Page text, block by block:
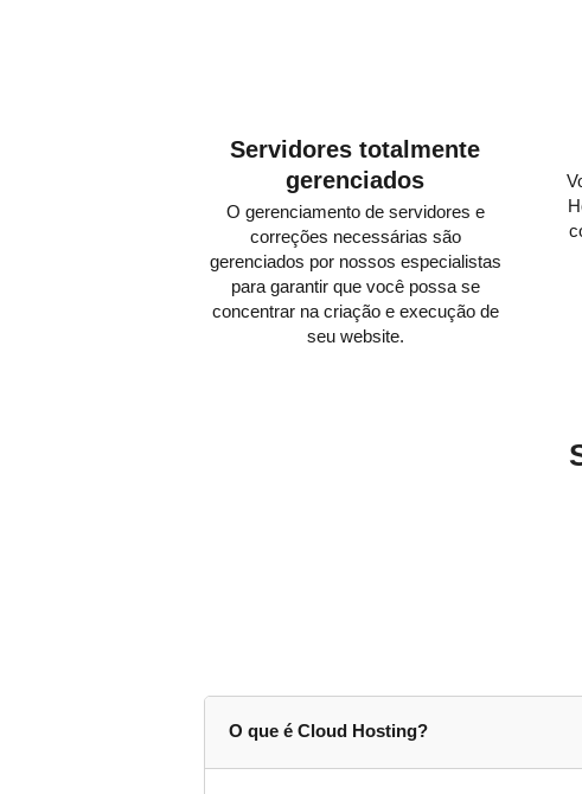
Servidores totalmente
gerenciados
O gerenciamento de servidores e
correções necessárias são
gerenciados por nossos especialistas
para garantir que você possa se
concentrar na criação e execução de
seu website.
O que é Cloud Hosting?